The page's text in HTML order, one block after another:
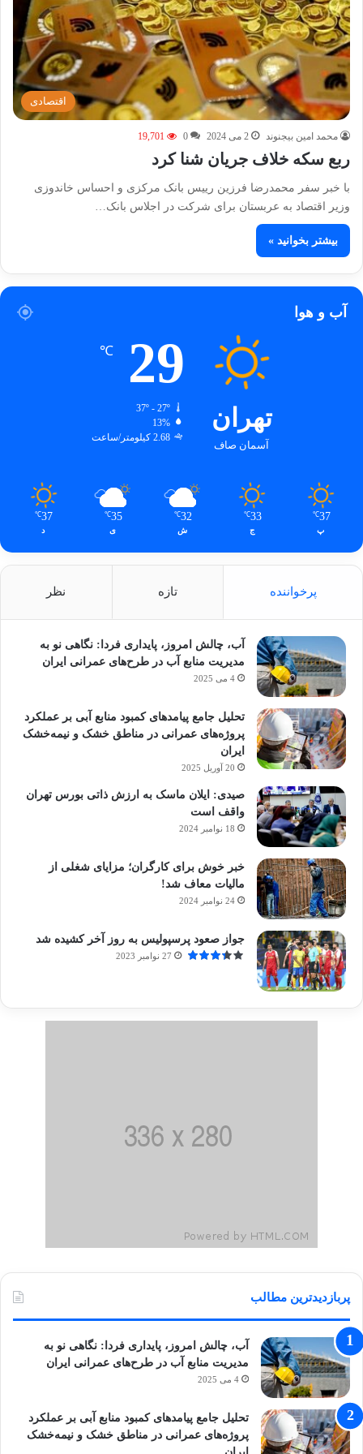
اقتصادی
محمد امین بیجنوند 2 می 2024 0
19,701
ربع سکه خلاف جریان شنا کرد
با خبر سفر محمدرضا فرزین رییس بانک مرکزی و احساس خاندوزی
وزیر اقتصاد به عربستان برای شرکت در اجلاس بانک…
بیشتر بخوانید »
آب و هوا
تهران
آسمان صاف
29
℃
37º - 27º
13%
2.68 کیلومتر/ساعت
37
℃
پ
33
℃
ج
32
℃
ش
35
℃
ی
37
℃
د
پرخواننده تازه نظر
آب، چالش امروز، پایداری فردا: نگاهی نو به
مدیریت منابع آب در طرح‌های عمرانی ایران
4 می 2025
تحلیل جامع پیامدهای کمبود منابع آبی بر عملکرد
پروژه‌های عمرانی در مناطق خشک و نیمه‌خشک
ایران
20 آوریل 2025
صیدی: ایلان ماسک به ارزش ذاتی بورس تهران
واقف است
18 نوامبر 2024
خبر خوش برای کارگران؛ مزایای شغلی از
مالیات معاف شد!
24 نوامبر 2024
جواز صعود پرسپولیس به روز آخر کشیده شد
27 نوامبر 2023
پربازدیدترین مطالب
آب، چالش امروز، پایداری فردا: نگاهی نو به
مدیریت منابع آب در طرح‌های عمرانی ایران
4 می 2025
تحلیل جامع پیامدهای کمبود منابع آبی بر عملکرد
پروژه‌های عمرانی در مناطق خشک و نیمه‌خشک